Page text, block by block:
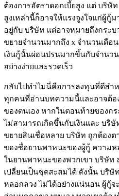
ต้องการอัตราดอกเบี้ยสูง แต่ บริษั
สูงเหล่านี้ก็อาจให้แรงจูงใจแก่ผู้กู้
อยู่กับ บริษัท แต่อาจหมายถึงกระ
ขยายจำนวนมากถึง x จำนวนเดือ
เงินกู้นั้นผ่อนปรนมากขึ้นกับจำนวน
อย่างง่ายและรวดเร็ว
กลับไปทำไมนี่คือการลงทุนที่ดีสำ
ทุกคนที่อ่านบทความนี้และอาจต้อ
ของตนเอง หากในตอนท้ายของก
ไม่สามารถเกิดขึ้นกับเงินและ บริ
ขยายสินเชื่อหลาย บริษัท ถูกต้อง
ของชื่อยานพาหนะของผู้กู้ ความ
ในยานพาหนะของพวกเขา บริษัท
เปลี่ยนเป็นชุดสะสมได้ ดังนั้น บริษั
หลอกลวง ไม่ได้อย่างแน่นอน ผู้กู้จ